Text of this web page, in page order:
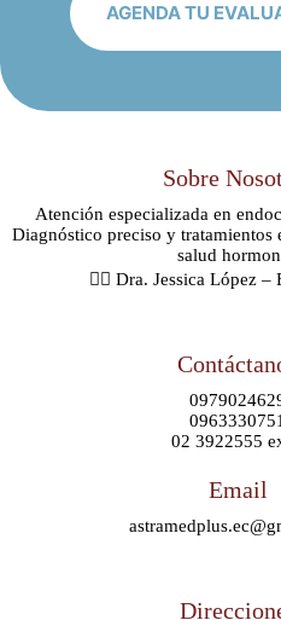
AGENDA TU
Sobre
Atención especializada en
Diagnóstico preciso y tratamientos
salud
👩‍⚕️ Dra. Jessica López
0963330751
02 3922555
Email